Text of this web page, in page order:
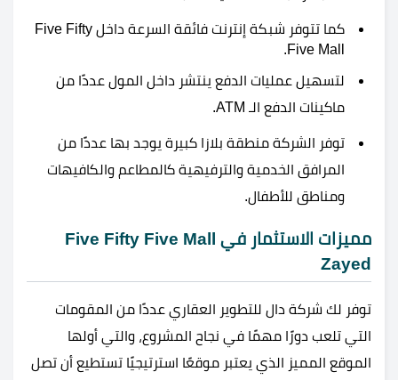
كما تتوفر شبكة إنترنت فائقة السرعة داخل Five Fifty
Five Mall.
لتسهيل عمليات الدفع ينتشر داخل المول عددًا من
ماكينات الدفع الـ ATM.
توفر الشركة منطقة بلازا كبيرة يوجد بها عددًا من
المرافق الخدمية والترفيهية كالمطاعم والكافيهات
ومناطق للأطفال.
مميزات الاستثمار في Five Fifty Five Mall
Zayed
توفر لك شركة دال للتطوير العقاري عددًا من المقومات
التي تلعب دورًا مهمًا في نجاح المشروع، والتي أولها
الموقع المميز الذي يعتبر موقعًا استرتيجيًا تستطيع أن تصل